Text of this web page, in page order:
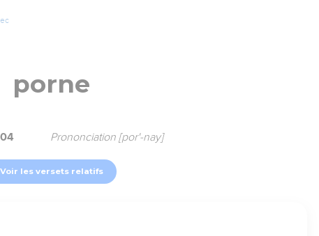
porne
Prononciation [por'-nay]
Voir les versets relatifs